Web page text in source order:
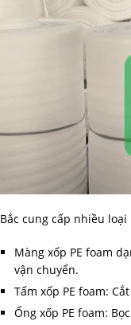
cung cấp nhiều
Màng xốp PE foam
vận chuyển.
Tấm xốp PE foam:
Ống xốp PE foam: